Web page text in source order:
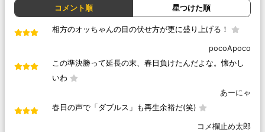
コメント順 星つけた順
相方のオッちゃんの目の伏せ方が更に盛り上げる！
pocoApoco
この準決勝って延長の末、春日負けたんだよな。懐かし
いわ
あーにゃ
春日の声で「ダブルス」も再生余裕だ(笑)
コメ欄止め太郎